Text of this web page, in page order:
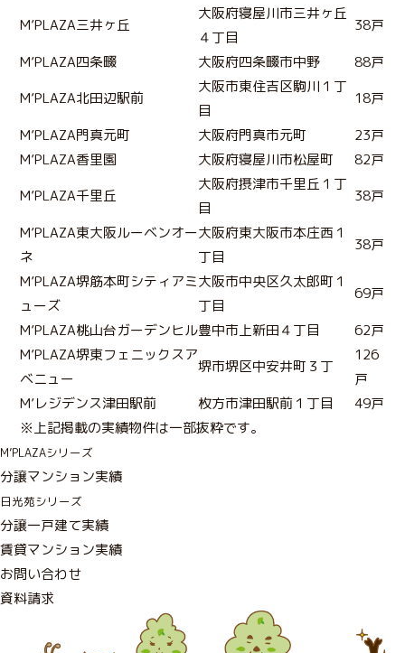
M’PLAZA三井ヶ丘
大阪府寝屋川市三井ヶ丘
４丁目
38戸
M’PLAZA四条畷
大阪府四条畷市中野
88戸
M’PLAZA北田辺駅前
大阪市東住吉区駒川１丁
目
18戸
M’PLAZA門真元町
大阪府門真市元町
23戸
M’PLAZA香里園
大阪府寝屋川市松屋町
82戸
M’PLAZA千里丘
大阪府摂津市千里丘１丁
目
38戸
M’PLAZA東大阪ルーベンオー
ネ
大阪府東大阪市本庄西１
丁目
38戸
M’PLAZA堺筋本町シティアミ
ューズ
大阪市中央区久太郎町１
丁目
69戸
M’PLAZA桃山台ガーデンヒル豊中市上新田４丁目
62戸
M’PLAZA堺東フェニックスア
ベニュー
堺市堺区中安井町３丁
126
戸
M’レジデンス津田駅前
枚方市津田駅前１丁目
49戸
※上記掲載の実績物件は一部抜粋です。
M’PLAZAシリーズ
分譲マンション実績
日光苑シリーズ
分譲一戸建て実績
賃貸マンション実績
お問い合わせ
資料請求